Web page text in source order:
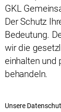
GKL
Der Schutz
Bedeutung.
wir die
einhalten und
behandeln.
Unsere